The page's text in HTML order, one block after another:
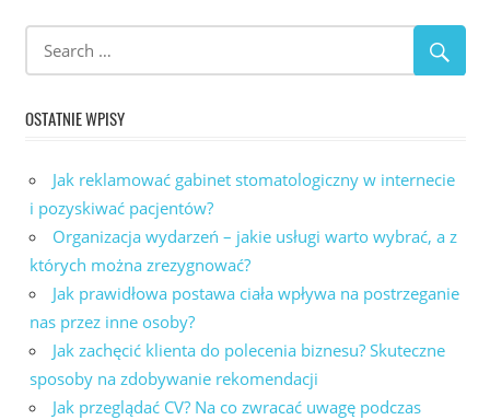
OSTATNIE WPISY
Jak reklamować gabinet stomatologiczny w internecie
i pozyskiwać pacjentów?
Organizacja wydarzeń – jakie usługi warto wybrać, a z
których można zrezygnować?
Jak prawidłowa postawa ciała wpływa na postrzeganie
nas przez inne osoby?
Jak zachęcić klienta do polecenia biznesu? Skuteczne
sposoby na zdobywanie rekomendacji
Jak przeglądać CV? Na co zwracać uwagę podczas